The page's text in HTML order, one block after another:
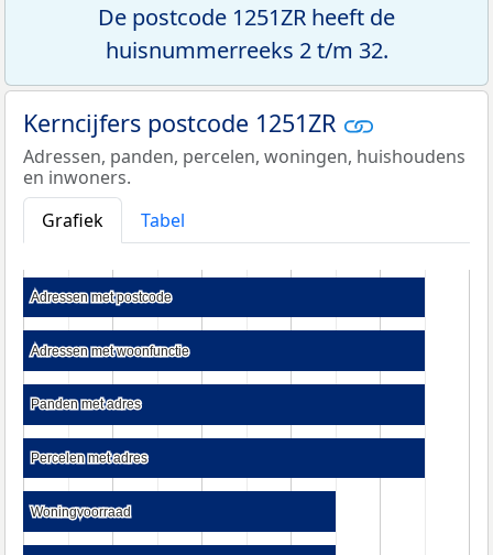
De postcode 1251ZR heeft de
huisnummerreeks 2 t/m 32.
Kerncijfers postcode 1251ZR
Adressen, panden, percelen, woningen, huishoudens
en inwoners.
Grafiek
Tabel
Adressen met postcode
Adressen met postcode
Adressen met woonfunctie
Adressen met woonfunctie
Panden met adres
Panden met adres
Percelen met adres
Percelen met adres
Woningvoorraad
Woningvoorraad